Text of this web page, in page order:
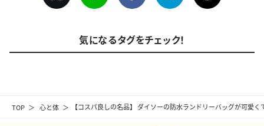
TOP 心と体 【コスパ良しの名品】 ダイソーの防水ランドリーバッグが可愛く
気になるタグをチェック！